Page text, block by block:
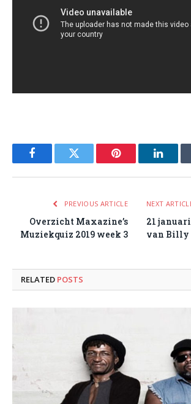
FacebookTwitter Pinterest
PREVIOUS ARTICLE
Overzicht Maxazine’s
Muziekquiz 2019 week 3
NEXT
21
van Billy
RELATED POSTS